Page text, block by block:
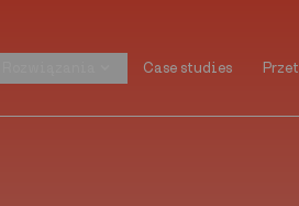
Rozwiązania
Case studies